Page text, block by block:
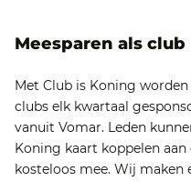
Meesparen als club
Met Club is Koning
clubs elk kwartaal
vanuit Vomar. Leden
Koning kaart koppelen aan
kosteloos mee. Wij maken